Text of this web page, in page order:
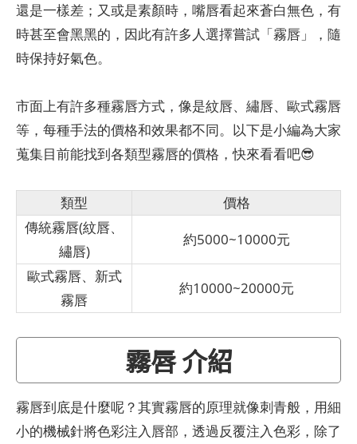
還是一樣差；又或是素顏時，嘴唇看起來蒼白無色，有
時甚至會黑黑的，因此有許多人選擇嘗試「霧唇」，隨
時保持好氣色。
市面上有許多種霧唇方式，像是紋唇、繡唇、歐式霧唇
等，每種手法的價格和效果都不同。以下是小編為大家
蒐集目前能找到各類型霧唇的價格，快來看看吧😎
類型
價格
傳統霧唇(紋唇、
繡唇)
約5000~10000元
歐式霧唇、新式
霧唇
約10000~20000元
霧唇 介紹
霧唇到底是什麼呢？其實霧唇的原理就像刺青般，用細
小的機械針將色彩注入唇部，透過反覆注入色彩，除了